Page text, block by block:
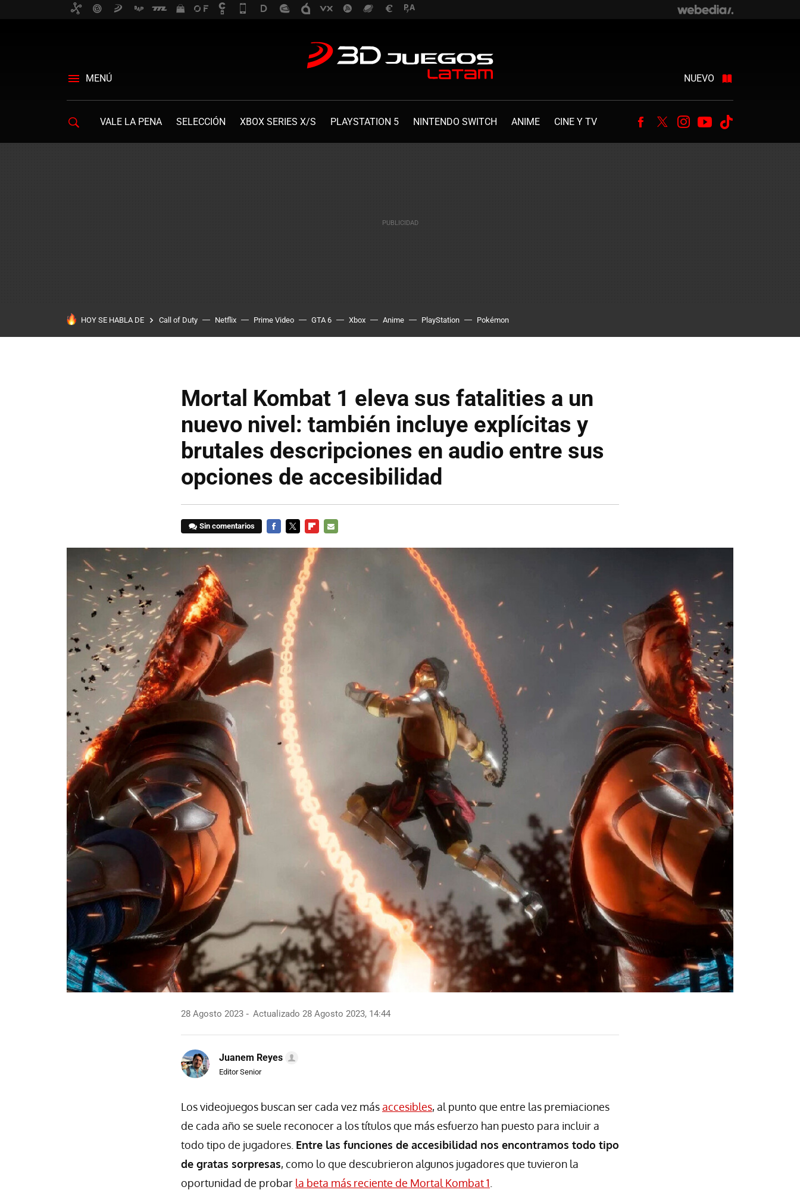
MENÚ NUEVO
VALE LA PENA SELECCIÓN XBOX SERIES X/S PLAYSTATION 5 NINTENDO SWITCH ANIME CINE Y TV Facebook
TwitterInstagram
Youtube
HOY SE HABLA DE Call of Duty Netflix Prime Video GTA 6 Xbox Anime PlayStation Pokémon
Mortal Kombat 1 eleva sus fatalities a un
nuevo nivel: también incluye explícitas y
brutales descripciones en audio entre sus
opciones de accesibilidad
Sin comentarios
28 Agosto 2023 Actualizado 28 Agosto 2023, 14:44
Juanem Reyes
Editor Senior
Los videojuegos buscan ser cada vez másaccesibles, al punto que entre las premiaciones
de cada año se suele reconocer a los títulos que más esfuerzo han puesto para incluir a
todo tipo de jugadores. Entre las funciones de accesibilidad nos encontramos todo tipo
de gratas sorpresas, como lo que descubrieron algunos jugadores que tuvieron la
oportunidad de probar la beta más reciente de Mortal Kombat 1